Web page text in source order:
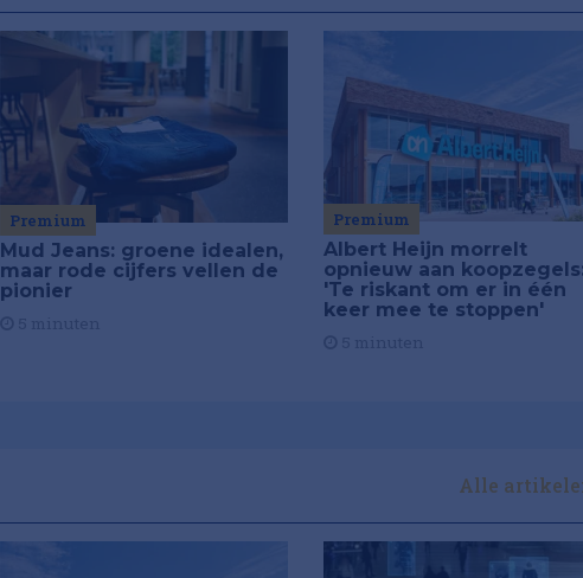
Premium
Mud Jeans: groene idealen,
maar rode cijfers vellen de
pionier
Premium
Albert Heijn morrelt
opnieuw aan
'Te riskant om er in één
keer mee te stoppen'
Alle